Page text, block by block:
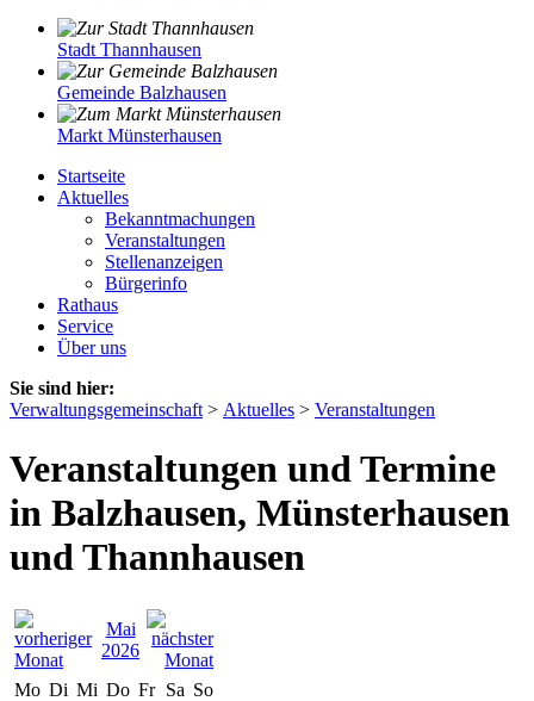
Stadt Thannhausen
Gemeinde Balzhausen
Markt Münsterhausen
Startseite
Aktuelles
Bekanntmachungen
Veranstaltungen
Stellenanzeigen
Bürgerinfo
Rathaus
Service
Über uns
Sie sind hier:
Verwaltungsgemeinschaft > Aktuelles > Veranstaltungen
Veranstaltungen und Termine
in Balzhausen, Münsterhausen
und Thannhausen
Mai
2026
Mo Di Mi Do Fr Sa So